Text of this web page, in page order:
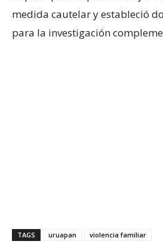
medida cautelar y estableció
para la investigación
TAGS uruapan violencia familiar